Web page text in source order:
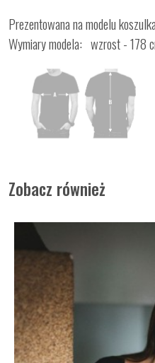
Prezentowana na modelu
Wymiary modela: wzrost -
Zobacz również